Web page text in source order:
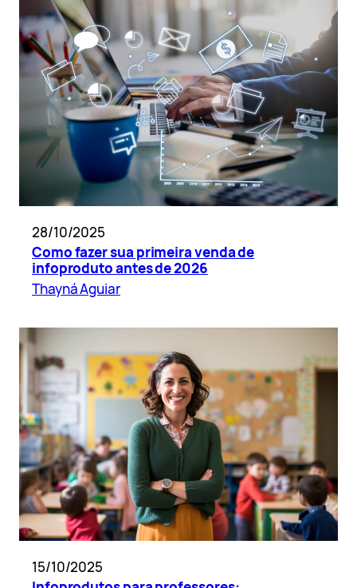
28/10/2025
Como fazer sua primeira venda de
infoproduto antes de 2026
Thayná Aguiar
15/10/2025